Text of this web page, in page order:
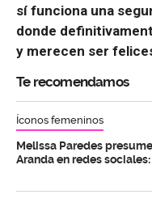
sí funciona una
donde
y merecen ser
Te recomendamos
Íconos femeninos
Melissa Paredes
Aranda en redes sociales: